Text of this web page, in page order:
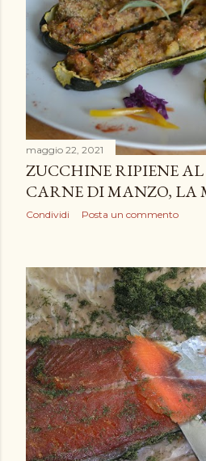
maggio 22, 2021
ZUCCHINE RIPIENE
CARNE DI MANZO, LA
Condividi Posta un commento